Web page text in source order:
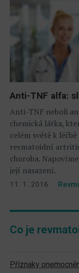
Anti-TNF alfa:
Anti-TNF neboli
chemická látka,
celém světě k
revmatoidní
choroba.
její nasazení.
11. 1. 2016
Co je
Příznaky